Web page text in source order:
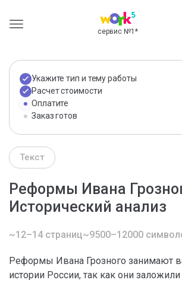
сервис №1 *
Укажите тип и тему работы
Расчет стоимости
Оплатите
Заказ готов
Текст
Реформы Ивана
Исторический анализ
~12–14 страниц~9500–12000
Реформы Ивана Грозного занимают
истории России, так как они